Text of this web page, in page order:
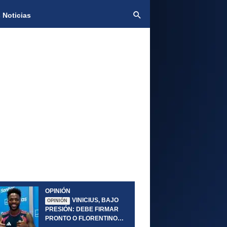
Noticias
OPINIÓN
OPINIÓN
VINICIUS, BAJO
PRESIÓN: DEBE FIRMAR
PRONTO O FLORENTINO